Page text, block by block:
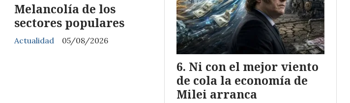
Melancolía de los
sectores populares
Actualidad 05/08/2026
Ni con el mejor viento
de cola la economía de
Milei arranca